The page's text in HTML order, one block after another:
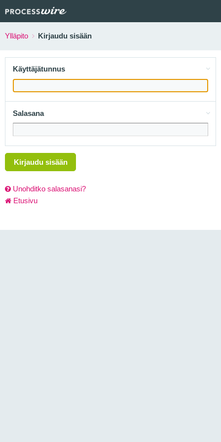
Ylläpito Kirjaudu sisään
Käyttäjätunnus
Salasana
Kirjaudu sisään
Unohditko salasanasi?
Etusivu